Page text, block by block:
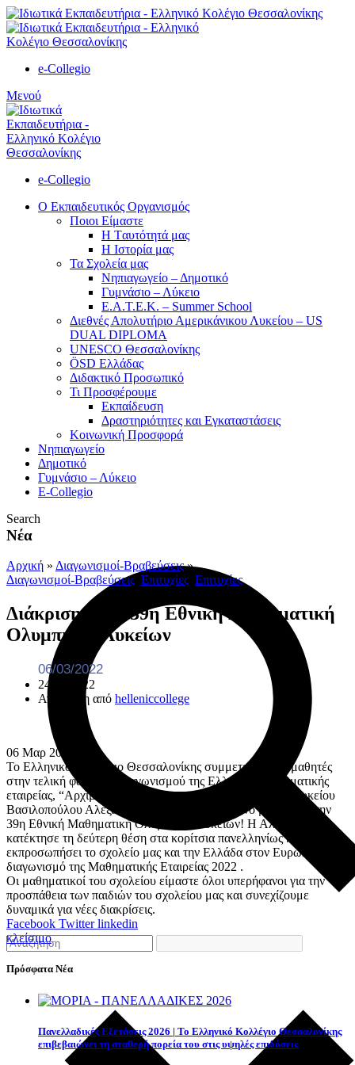
e-Collegio
Μενού
e-Collegio
Ο Εκπαιδευτικός Οργανισμός
Ποιοι Είμαστε
Η Tαυτότητά μας
Η Ιστορία μας
Τα Σχολεία μας
Νηπιαγωγείο – Δημοτικό
Γυμνάσιο – Λύκειο
Ε.Α.Τ.Ε.Κ. – Summer School
Διεθνές Απολυτήριο Αμερικάνικου Λυκείου – US
DUAL DIPLOMA
UNESCO Θεσσαλονίκης
ÖSD Ελλάδας
Διδακτικό Προσωπικό
Τι Προσφέρουμε
Eκπαίδευση
Δραστηριότητες και Εγκαταστάσεις
Κοινωνική Προσφορά
Νηπιαγωγείο
Δημοτικό
Γυμνάσιο – Λύκειο
E-Collegio
Search
Νέα
Αρχική » Διαγωνισμοί-Βραβεύσεις»
Διαγωνισμοί-Βραβεύσεις Επιτυχίες Επιτυχίες
Διάκριση στην 39η Εθνική Μαθηματική
Ολυμπιάδα Λυκείων
06/03/2022
24/03/2022
Ανάρτηση από helleniccollege
06 Μαρ 2022
Το Ελληνικό Κολλέγιο Θεσσαλονίκης συμμετείχε με 5 μαθητές
στην τελική φάση του διαγωνισμού της Ελληνικής μαθηματικής
εταιρείας, “Αρχιμήδης”. Μάλιστα η μαθήτρια μας της Β’ λυκείου
Βασιλοπούλου Αλεξάνδρα κατέκτησε το χάλκινο μετάλλιο στην
39η Εθνική Μαθηματική Ολυμπιάδα Λυκείων! Η Αλεξάνδρα,
κατέκτησε τη δεύτερη θέση στα κορίτσια πανελληνίως και θα
εκπροσωπήσει το σχολείο μας και την Ελλάδα στον Ευρωπαϊκό
διαγωνισμό της Μαθηματικής Εταιρείας 2022 .
Οι μαθηματικοί του σχολείου είμαστε όλοι υπερήφανοι για την
προσπάθεια των παιδιών του σχολείου μας και συνεχίζουμε
δυναμικά για νέες διακρίσεις.
Facebook Twitter linkedin
κλείσιμο
Πρόσφατα Νέα
Πανελλαδικές Εξετάσεις 2026 | Το Ελληνικό Κολλέγιο Θεσσαλονίκης
επιβεβαιώνει τη σταθερή πορεία του στις υψηλές επιδόσεις